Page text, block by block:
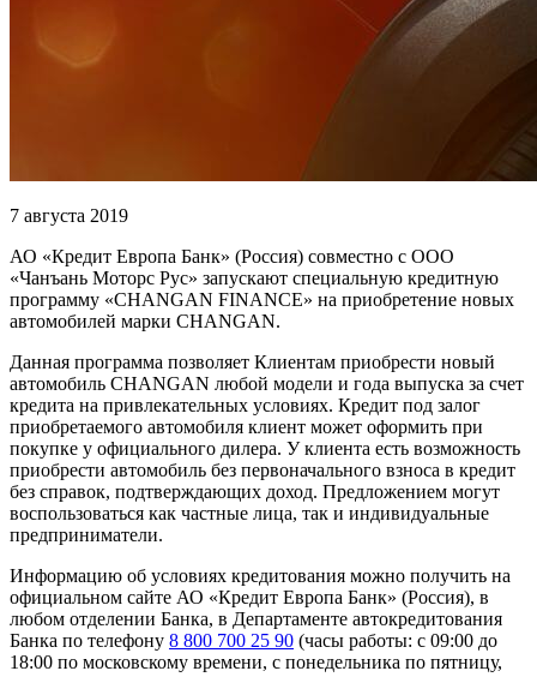
7 августа 2019
АО «Кредит Европа Банк» (Россия) совместно с ООО
«Чанъань Моторс Рус» запускают специальную кредитную
программу «CHANGAN FINANCE» на приобретение новых
автомобилей марки CHANGAN.
Данная программа позволяет Клиентам приобрести новый
автомобиль CHANGAN любой модели и года выпуска за счет
кредита на привлекательных условиях. Кредит под залог
приобретаемого автомобиля клиент может оформить при
покупке у официального дилера. У клиента есть возможность
приобрести автомобиль без первоначального взноса в кредит
без справок, подтверждающих доход. Предложением могут
воспользоваться как частные лица, так и индивидуальные
предприниматели.
Информацию об условиях кредитования можно получить на
официальном сайте АО «Кредит Европа Банк» (Россия), в
любом отделении Банка, в Департаменте автокредитования
Банка по телефону 8 800 700 25 90 (часы работы: с 09:00 до
18:00 по московскому времени, c понедельника по пятницу,